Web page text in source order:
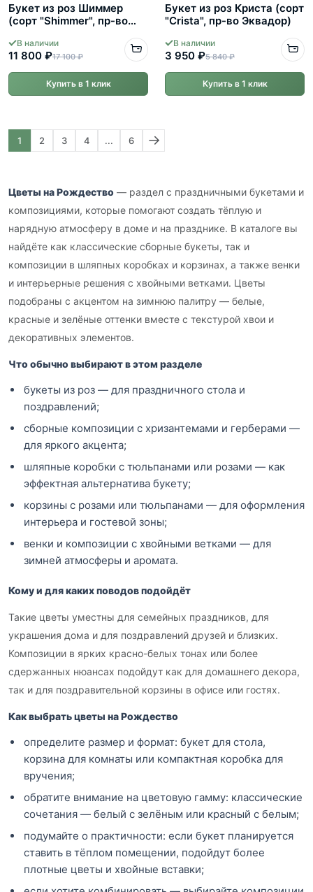
Букет из роз Шиммер
(сорт "Shimmer", пр-во
В наличии
11 800 ₽17 100 ₽
Купить в 1 клик
Букет из роз Криста (сорт
"Crista", пр-во Эквадор)
В наличии
3 950 ₽5 840 ₽
Купить в 1 клик
1 2 3 4 ... 6
Цветы на Рождество — раздел с праздничными букетами и
композициями, которые помогают создать тёплую и
нарядную атмосферу в доме и на празднике. В каталоге вы
найдёте как классические сборные букеты, так и
композиции в шляпных коробках и корзинах, а также венки
и интерьерные решения с хвойными ветками. Цветы
подобраны с акцентом на зимнюю палитру — белые,
красные и зелёные оттенки вместе с текстурой хвои и
декоративных элементов.
Что обычно выбирают в этом разделе
букеты из роз — для праздничного стола и
поздравлений;
сборные композиции с хризантемами и герберами —
для яркого акцента;
шляпные коробки с тюльпанами или розами — как
эффектная альтернатива букету;
корзины с розами или тюльпанами — для оформления
интерьера и гостевой зоны;
венки и композиции с хвойными ветками — для
зимней атмосферы и аромата.
Кому и для каких поводов подойдёт
Такие цветы уместны для семейных праздников, для
украшения дома и для поздравлений друзей и близких.
Композиции в ярких красно-белых тонах или более
сдержанных нюансах подойдут как для домашнего декора,
так и для поздравительной корзины в офисе или гостях.
Как выбрать цветы на Рождество
определите размер и формат: букет для стола,
корзина для комнаты или компактная коробка для
вручения;
обратите внимание на цветовую гамму: классические
сочетания — белый с зелёным или красный с белым;
подумайте о практичности: если букет планируется
ставить в тёплом помещении, подойдут более
плотные цветы и хвойные вставки;